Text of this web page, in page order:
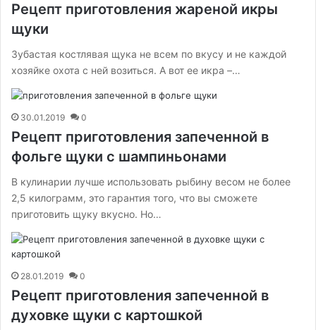
Рецепт приготовления жареной икры
щуки
Зубастая костлявая щука не всем по вкусу и не каждой
хозяйке охота с ней возиться. А вот ее икра –…
30.01.2019 0
Рецепт приготовления запеченной в
фольге щуки с шампиньонами
В кулинарии лучше использовать рыбину весом не более
2,5 килограмм, это гарантия того, что вы сможете
приготовить щуку вкусно. Но…
28.01.2019 0
Рецепт приготовления запеченной в
духовке щуки с картошкой